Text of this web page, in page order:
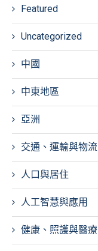
Featured
Uncategorized
中國
中東地區
亞洲
交通、運輸與物流
人口與居住
人工智慧與應用
健康、照護與醫療